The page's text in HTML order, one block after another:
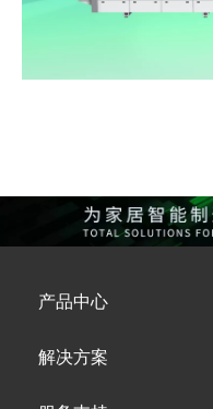
产品中心
解决方案